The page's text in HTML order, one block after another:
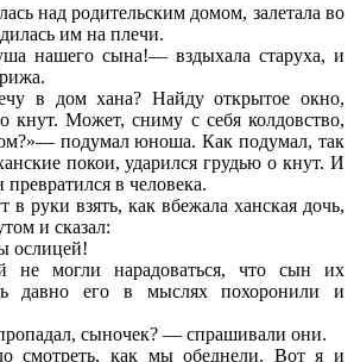
над родительским домом, залетала во
им на плечи.
нашего сына!— вздыхала старуха, и
в дом хана? Найду открытое окно,
кнут. Может, сниму с себя колдовство,
подумал юноша. Как подумал, так
покои, ударился грудью о кнут. И
в человека.
в руки взять, как вбежала ханская дочь,
и сказал:
ослицей!
не могли нарадоваться, что сын их
давно его в мыслях похоронили и
сыночек? — спрашивали они.
смотреть, как мы обеднели. Вот я и